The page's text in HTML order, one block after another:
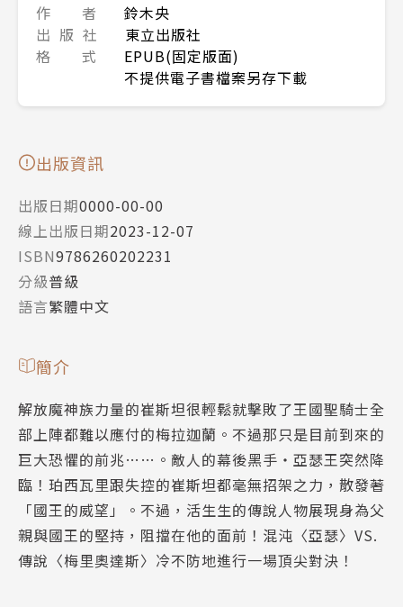
作 者
鈴木央
出 版 社
東立出版社
格 式
EPUB(固定版面)
不提供電子書檔案另存下載
出版資訊
出版日期0000-00-00
線上出版日期2023-12-07
ISBN9786260202231
分級普級
語言繁體中文
簡介
解放魔神族力量的崔斯坦很輕鬆就擊敗了王國聖騎士全
部上陣都難以應付的梅拉迦蘭。不過那只是目前到來的
巨大恐懼的前兆……。敵人的幕後黑手‧亞瑟王突然降
臨！珀西瓦里跟失控的崔斯坦都毫無招架之力，散發著
「國王的威望」。不過，活生生的傳說人物展現身為父
親與國王的堅持，阻擋在他的面前！混沌〈亞瑟〉VS.
傳說〈梅里奧達斯〉冷不防地進行一場頂尖對決！